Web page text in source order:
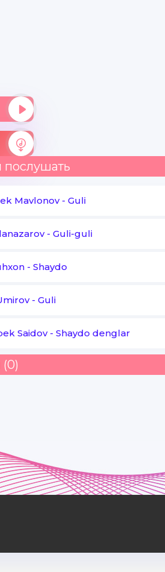
Mavlonov- Guli
- Guli-guli
- Shaydo
- Guli
Saidov- Shaydo denglar